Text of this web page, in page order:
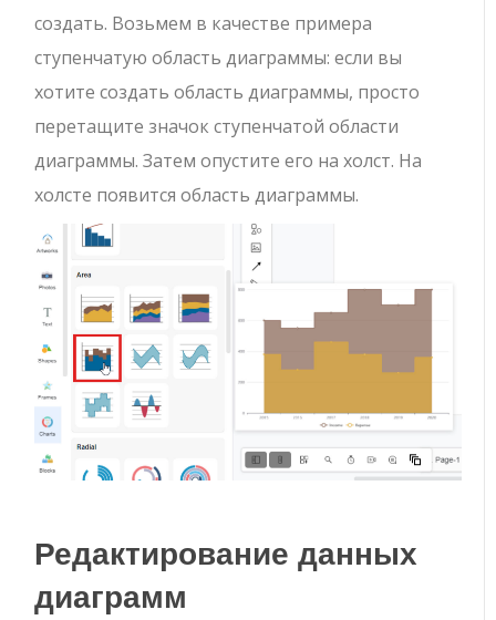
создать. Возьмем в качестве примера
ступенчатую область диаграммы: если вы
хотите создать область диаграммы, просто
перетащите значок ступенчатой области
диаграммы. Затем опустите его на холст. На
холсте появится область диаграммы.
Редактирование данных
диаграмм